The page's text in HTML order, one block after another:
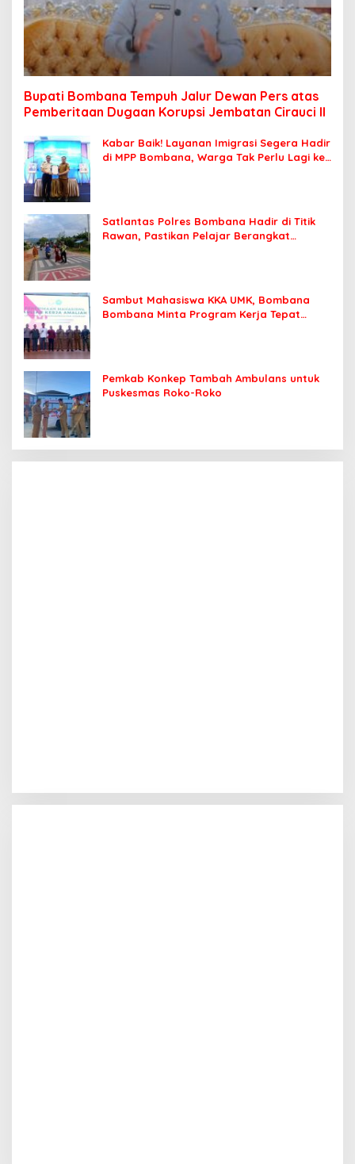
Bupati Bombana Tempuh Jalur Dewan Pers atas
Pemberitaan Dugaan Korupsi Jembatan Cirauci II
Kabar Baik! Layanan Imigrasi Segera Hadir
di MPP Bombana, Warga Tak Perlu Lagi ke
Satlantas Polres Bombana Hadir di Titik
Rawan, Pastikan Pelajar Berangkat
Sambut Mahasiswa KKA UMK, Bombana
Bombana Minta Program Kerja Tepat
Pemkab Konkep Tambah Ambulans untuk
Puskesmas Roko-Roko